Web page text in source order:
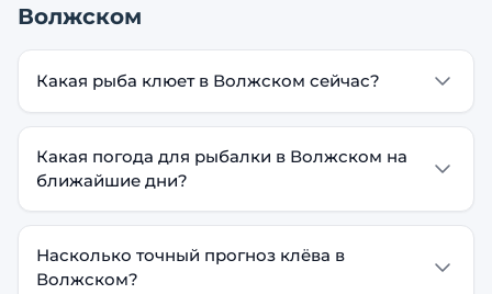
Волжском
Какая рыба клюет в Волжском сейчас?
Какая погода для рыбалки в Волжском на
ближайшие дни?
Насколько точный прогноз клёва в
Волжском?